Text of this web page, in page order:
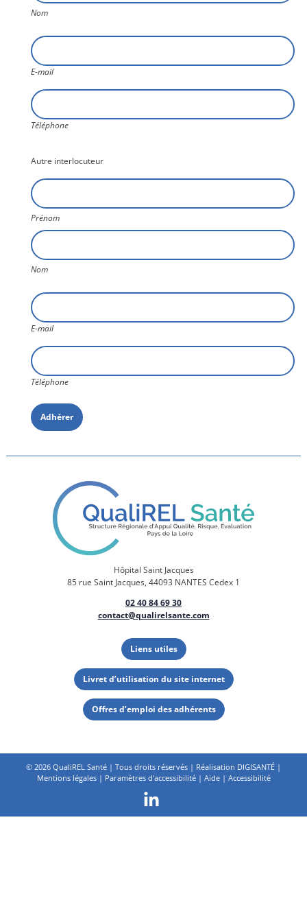
Nom
E-
mail
E-mail
Téléphone
Téléphone
Autre interlocuteur
Nom9
Prénom
Nom
E-
mail
E-mail
Téléphone
Téléphone
Hôpital Saint Jacques
85 rue Saint Jacques, 44093 NANTES Cedex 1
02 40 84 69 30
contact@qualirelsante.com
Liens utiles
Livret d’utilisation du site internet
Offres d’emploi des adhérents
© 2026 QualiREL Santé | Tous droits réservés | Réalisation DIGISANTÉ |
Mentions légales| Paramètres d'accessibilité| Aide| Accessibilité